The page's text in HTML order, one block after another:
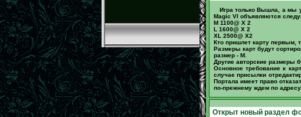
Игра только Вышла, а мы
Magic VI объявляются
M 1100@ Х 2
L 1600@ X 2
XL 2500@ Х2
Кто пришлет карту первым,
Размеры карт будут
размер - M.
Другие авторские размеры
Основное требование к
случае присылки
Портала имеет право
по-прежнему ждем по адресу
Открыт новый раздел